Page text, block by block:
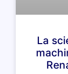
La